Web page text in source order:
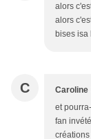
alors
alors
bises isa
C Caroline
et
fan